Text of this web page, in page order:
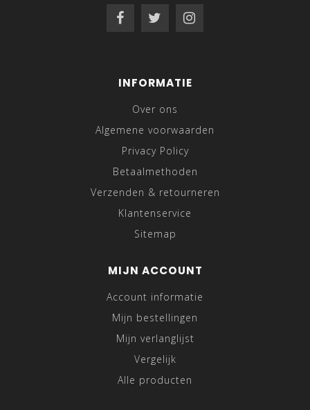
INFORMATIE
Over ons
Algemene voorwaarden
Privacy Policy
Betaalmethoden
Verzenden & retourneren
Klantenservice
Sitemap
MIJN ACCOUNT
Account informatie
Mijn bestellingen
Mijn verlanglijst
Vergelijk
Alle producten